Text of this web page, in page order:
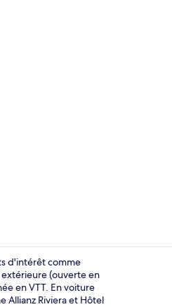
Extérieur
d'intérêt comme
extérieure (ouverte en
en VTT. En voiture
Allianz Riviera et Hôtel